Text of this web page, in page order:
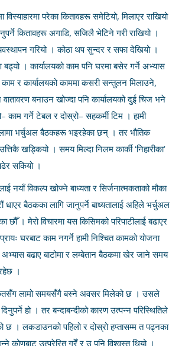
विस्याहारमा परेका कितावहरू समेटियो, मिलाएर राखियो
कितावहरू अगाडि, सजिलै भेटिने गरी राखियो ।
गरियो । कोठा थप सुन्दर र सफा देखियो ।
बढ्यो । कार्यालयको काम पनि घरमा बसेर गर्ने अभ्यास
र कार्यालयको काममा कसरी सन्तुलन मिलाउने,
बनाउन खोज्दा पनि कार्यालयको दुई चिज भने
काम गर्ने टेबल र दोस्रो– सहकर्मी टिम । हामी
भर्चुअल बैठकहरू भइरहेका छन् । तर भौतिक
खड्कियो । समय मिल्दा निलम कार्की ‘निहारीका’
पढेर सकियो ।
नयाँ विकल्प खोज्ने बाध्यता र सिर्जनात्मकताको मौका
धाएर बैठकका लागि जानुपर्ने बाध्यतालाई अहिले भर्चुअल
छौँ । मेरो विचारमा यस किसिमको परिपाटीलाई बढाएर
घरबाट काम नगर्ने हामी निश्चित कामको योजना
अभ्यास बढाए बाटोमा र लम्बेतान बैठकमा खेर जाने समय
।
लामो समयसँगै बस्ने अवसर मिलेको छ । उसले
हो । तर बन्दाबन्दीको कारण उत्पन्न परिस्थितिले
छ । लकडाउनको पहिलो र दोस्रो हप्तासम्म त पढ्नका
कोणबाट उत्प्रेरित गरेँ र उ पनि विश्वस्त थियो ।